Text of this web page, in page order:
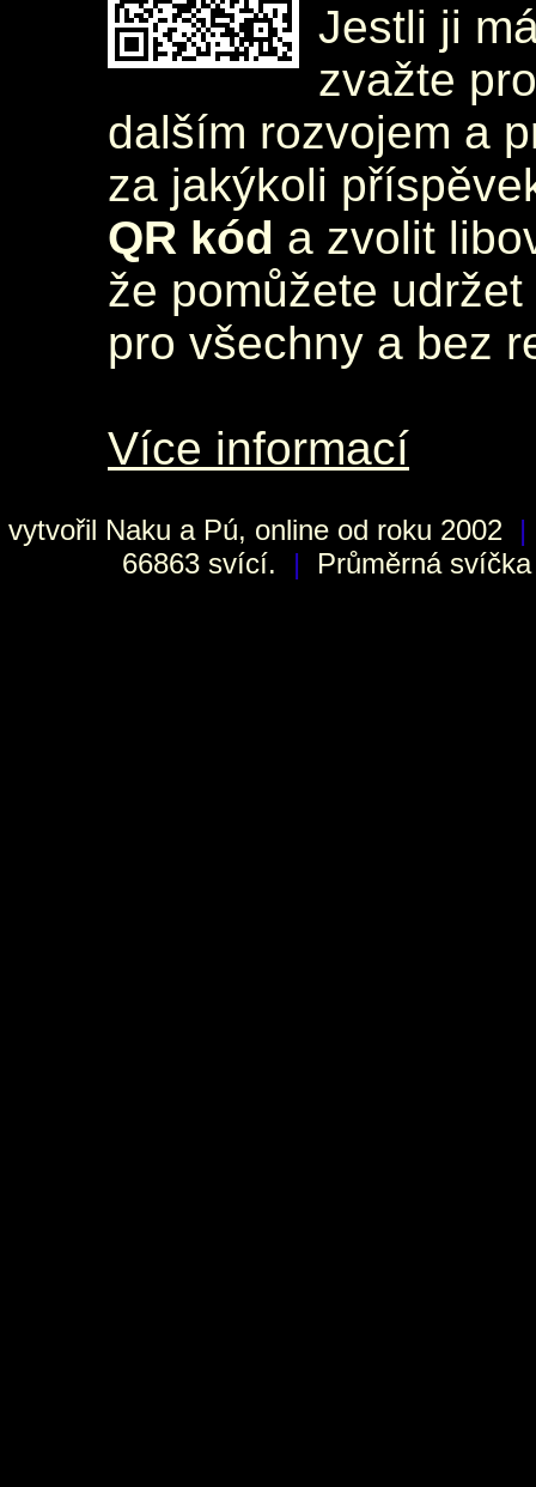
Jestli ji
zvažte
dalším rozvojem a
za jakýkoli
QR kód a zvolit
že pomůžete
pro všechny a bez
Více informací
vytvořil Naku a Pú, online od roku 2002 |
66863 svící.
| Průměrná